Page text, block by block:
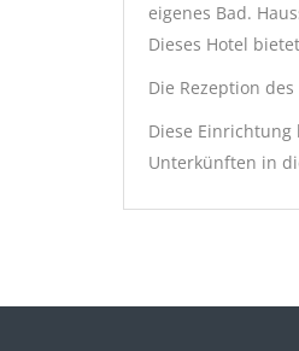
eigenes Bad.
Dieses Hotel
Die Rezeption
Diese Einrichtung
Unterkünften in